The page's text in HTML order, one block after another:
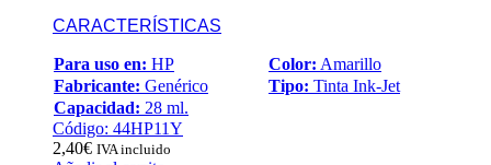
CARACTERÍSTICAS
Para uso en: HP Color: Amarillo
Fabricante: Genérico Tipo: Tinta Ink-Jet
Capacidad: 28 ml.
Código: 44HP11Y
2,40€ IVA incluido